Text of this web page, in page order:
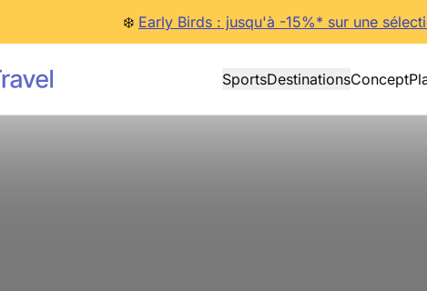
❄️ Early Birds : jusqu'à -15%* sur une
SportsDestinationsConcept